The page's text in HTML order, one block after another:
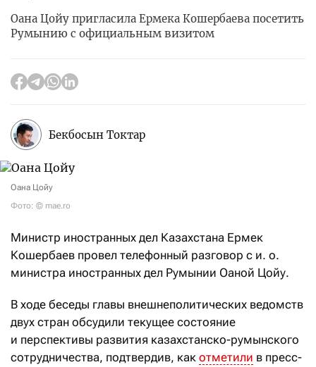
Оана Цойу пригласила Ермека Кошербаева посетить
Румынию с официальным визитом
Бекбосын Токтар
Оана Цойу
Фото: © mae.ro
Министр иностранных дел Казахстана Ермек
Кошербаев провел телефонный разговор с и. о.
министра иностранных дел Румынии Оаной Цойу.
В ходе беседы главы внешнеполитических ведомств
двух стран обсудили текущее состояние
и перспективы развития казахстанско-румынского
сотрудничества, подтвердив, как отметили в пресс-